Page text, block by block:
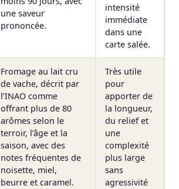
une saveur
prononcée.
intensité
immédiate
dans une
carte salée.
Fromage au lait cru
de vache, décrit par
l’INAO comme
offrant plus de 80
arômes selon le
terroir, l’âge et la
saison, avec des
notes fréquentes de
noisette, miel,
beurre et caramel.
Très utile
pour
apporter de
la longueur,
du relief et
une
complexité
plus large
sans
agressivité